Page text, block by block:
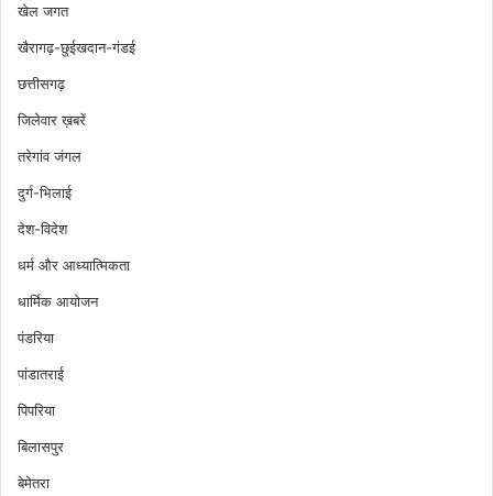
खेल जगत
खैरागढ़-छुईखदान-गंडई
छत्तीसगढ़
जिलेवार ख़बरें
तरेगांव जंगल
दुर्ग-भिलाई
देश-विदेश
धर्म और आध्यात्मिकता
धार्मिक आयोजन
पंडरिया
पांडातराई
पिपरिया
बिलासपुर
बेमेतरा